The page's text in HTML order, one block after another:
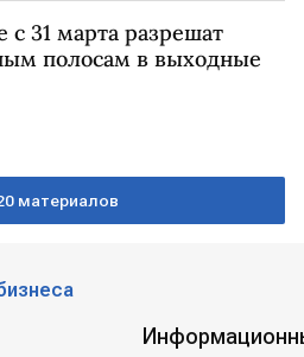
31 марта разрешат
полосам в выходные
материалов